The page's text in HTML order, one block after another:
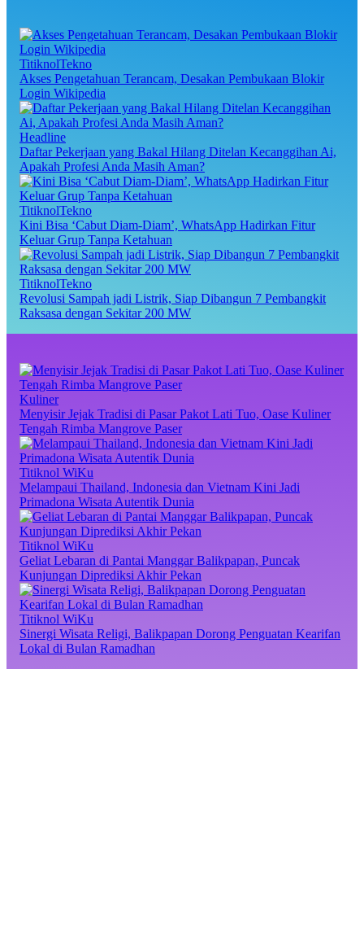
TitiknolTekno
Akses Pengetahuan Terancam, Desakan Pembukaan Blokir
Login Wikipedia
Headline
Daftar Pekerjaan yang Bakal Hilang Ditelan Kecanggihan Ai,
Apakah Profesi Anda Masih Aman?
TitiknolTekno
Kini Bisa ‘Cabut Diam-Diam’, WhatsApp Hadirkan Fitur
Keluar Grup Tanpa Ketahuan
TitiknolTekno
Revolusi Sampah jadi Listrik, Siap Dibangun 7 Pembangkit
Raksasa dengan Sekitar 200 MW
Kuliner
Menyisir Jejak Tradisi di Pasar Pakot Lati Tuo, Oase Kuliner
Tengah Rimba Mangrove Paser
Titiknol WiKu
Melampaui Thailand, Indonesia dan Vietnam Kini Jadi
Primadona Wisata Autentik Dunia
Titiknol WiKu
Geliat Lebaran di Pantai Manggar Balikpapan, Puncak
Kunjungan Diprediksi Akhir Pekan
Titiknol WiKu
Sinergi Wisata Religi, Balikpapan Dorong Penguatan Kearifan
Lokal di Bulan Ramadhan